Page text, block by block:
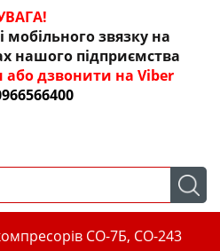
мобільного звязку на
нашого підприємства
дзвонити на Viber
СО-7Б, СО-243